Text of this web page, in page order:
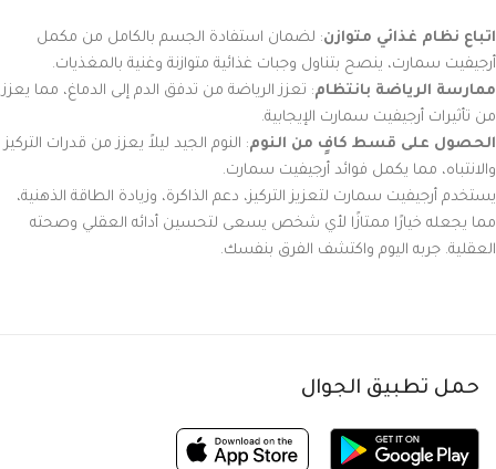
اتباع نظام غذائي متوازن: لضمان استفادة الجسم بالكامل من مكمل
أرجيفيت سمارت، ينصح بتناول وجبات غذائية متوازنة وغنية بالمغذيات.
ممارسة الرياضة بانتظام: تعزز الرياضة من تدفق الدم إلى الدماغ، مما يعزز
من تأثيرات أرجيفيت سمارت الإيجابية.
الحصول على قسط كافٍ من النوم: النوم الجيد ليلاً يعزز من قدرات التركيز
والانتباه، مما يكمل فوائد أرجيفيت سمارت.
يستخدم أرجيفيت سمارت لتعزيز التركيز، دعم الذاكرة، وزيادة الطاقة الذهنية،
مما يجعله خيارًا ممتازًا لأي شخص يسعى لتحسين أدائه العقلي وصحته
العقلية. جربه اليوم واكتشف الفرق بنفسك.
حمل تطبيق الجوال